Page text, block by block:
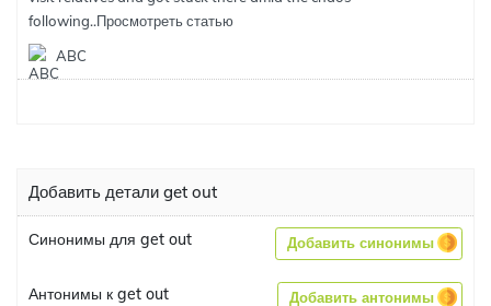
following..Просмотреть статью
ABC
Добавить детали get out
Синонимы для get out Добавить синонимы
Антонимы к get out Добавить антонимы